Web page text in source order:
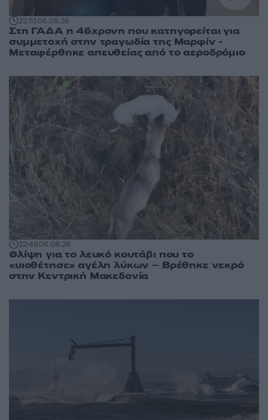
22:5106.08.26
Στη ΓΑΔΑ η 46χρονη που κατηγορείται για
συμμετοχή στην τραγωδία της Μαρφίν -
Μεταφέρθηκε απευθείας από το αεροδρόμιο
22:4806.08.26
Θλίψη για το λευκό κουτάβι που το
«υιοθέτησε» αγέλη λύκων – Βρέθηκε νεκρό
στην Κεντρική Μακεδονία